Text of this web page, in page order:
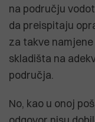
na području
da preispitaju
za takve
skladišta na
područja.
No, kao u onoj